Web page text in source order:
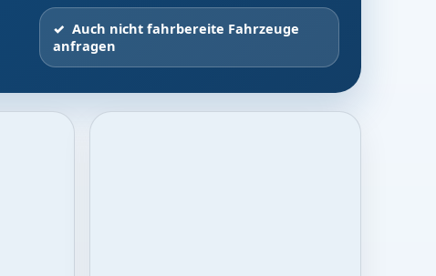
Auch nicht fahrbereite Fahrzeuge
anfragen